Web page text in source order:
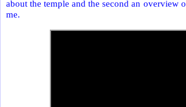
about the temple and the second an overview
me.